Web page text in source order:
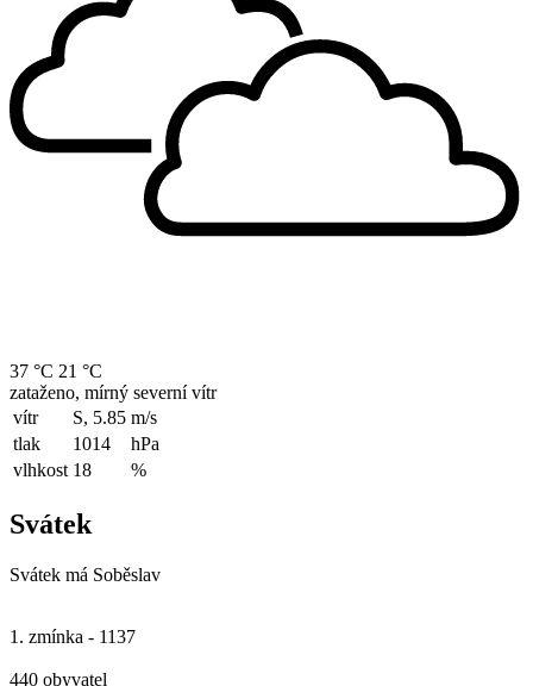
37 °C 21 °C
zataženo, mírný severní vítr
vítr
S, 5.85 m/s
tlak
1014
hPa
vlhkost 18 %
Svátek
Svátek má Soběslav
1. zmínka - 1137
440 obyvatel